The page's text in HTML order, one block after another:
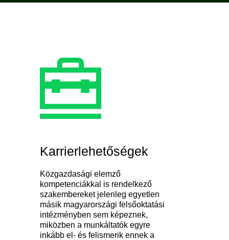
Karrierlehetőségek
Közgazdasági elemző
kompetenciákkal is rendelkező
szakembereket jelenleg egyetlen
másik magyarországi felsőoktatási
intézményben sem képeznek,
miközben a munkáltatók egyre
inkább el- és felismerik ennek a